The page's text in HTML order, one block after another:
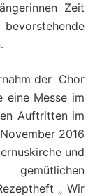
Zeit
der Chor
eine Messe im
Auftritten im
2016
und
„ Wir